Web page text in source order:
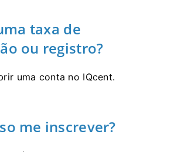
taxa de
ou registro?
uma conta no IQcent.
me inscrever?